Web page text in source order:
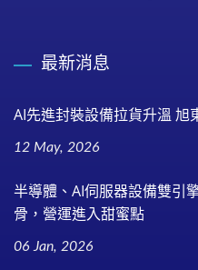
最新消息
AI先進封裝設備拉貨升溫 旭
12 May, 2026
半導體、AI伺服器設備雙
骨，營運進入甜蜜點
06 Jan, 2026